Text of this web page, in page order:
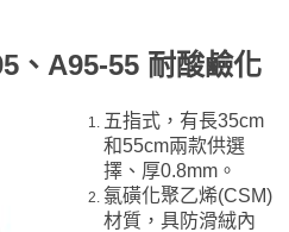
、A95-55 耐酸鹼化
五指式，有長35cm
和55cm兩款供選
擇、厚0.8mm。
氯磺化聚乙烯(CSM)
材質，具防滑絨內